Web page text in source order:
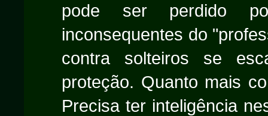
pode ser perdido
inconsequentes do
contra solteiros se
proteção. Quanto mais
Precisa ter inteligência